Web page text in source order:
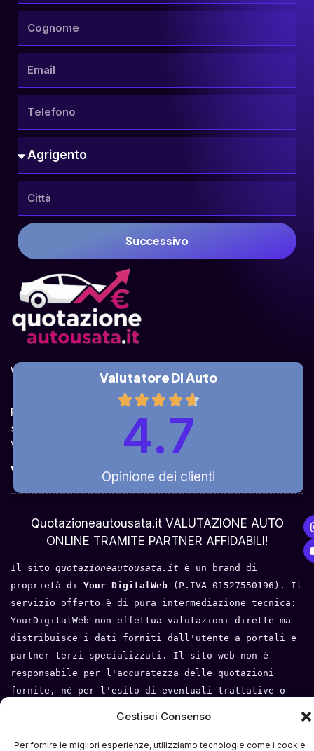
Gestisci Consenso
Per fornire le migliori esperienze, utilizziamo tecnologie come i cookie
Successivo
Valuta la tua auto online, gratis e in pochi
istanti.
Ricevi la quotazione dai vari partner e potrai
sceglierla come venderla in modo sicuro,
veloce e rapido!
Valuta Per Modello
Valutatore Di Auto
Opinione dei clienti
4.7
Quotazioneautousata.it VALUTAZIONE AUTO
ONLINE TRAMITE PARTNER AFFIDABILI!
Il sito quotazioneautousata.it è un brand di
proprietà di Your DigitalWeb
(P.IVA 01527550196). Il
servizio offerto è di pura intermediazione tecnica:
YourDigitalWeb non effettua valutazioni dirette ma
distribuisce i dati forniti dall'utente a portali e
partner terzi specializzati. Il sito web non è
responsabile per l'accuratezza delle quotazioni
fornite, né per l'esito di eventuali trattative o